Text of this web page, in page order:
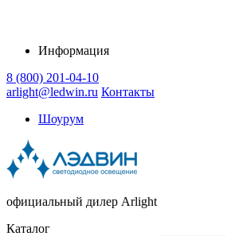
Информация
8 (800) 201-04-10
arlight@ledwin.ru Контакты
Шоурум
официальный дилер Arlight
Каталог